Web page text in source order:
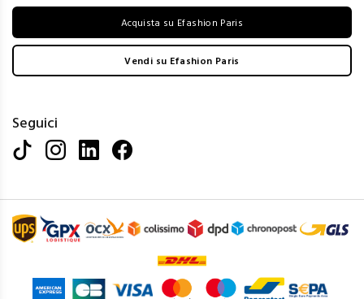
Acquista su Efashion Paris
Vendi su Efashion Paris
Seguici